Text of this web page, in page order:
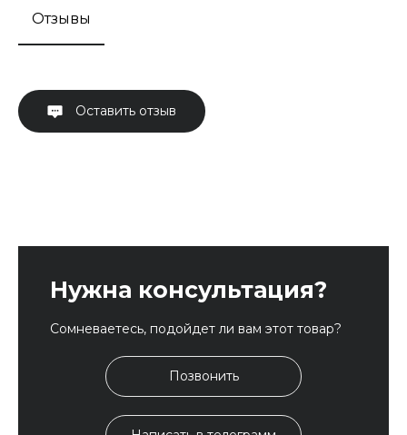
Отзывы
Оставить отзыв
Нужна консультация?
Сомневаетесь, подойдет ли вам этот товар?
Позвонить